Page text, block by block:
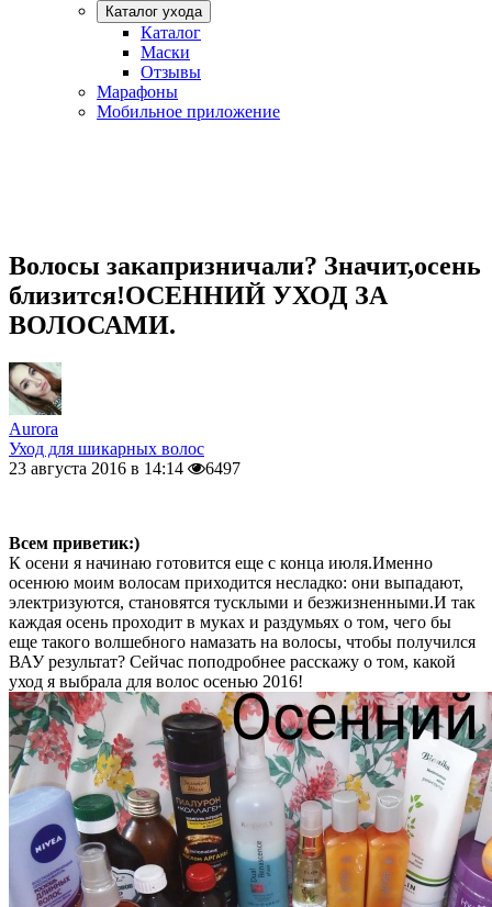
Каталог ухода
Каталог
Маски
Отзывы
Марафоны
Мобильное приложение
Волосы закапризничали? Значит,осень
близится!ОСЕННИЙ УХОД ЗА
ВОЛОСАМИ.
Aurora
Уход для шикарных волос
23 августа 2016 в 14:14
6497
Всем приветик:)
К осени я начинаю готовится еще с конца июля.Именно
осенюю моим волосам приходится несладко: они выпадают,
электризуются, становятся тусклыми и безжизненными.И так
каждая осень проходит в муках и раздумьях о том, чего бы
еще такого волшебного намазать на волосы, чтобы получился
ВАУ результат? Сейчас поподробнее расскажу о том, какой
уход я выбрала для волос осенью 2016!